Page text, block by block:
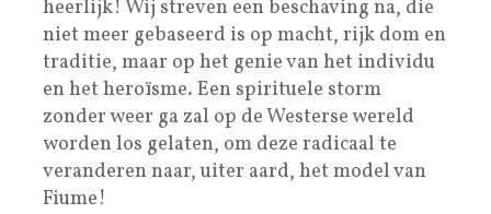
heerlijk! Wij streven een beschaving na, die
niet meer gebaseerd is op macht, rijk dom en
traditie, maar op het genie van het individu
en het heroïsme. Een spirituele storm
zonder weer ga zal op de Westerse wereld
worden los gelaten, om deze radicaal te
veranderen naar, uiter aard, het model van
Fiume!